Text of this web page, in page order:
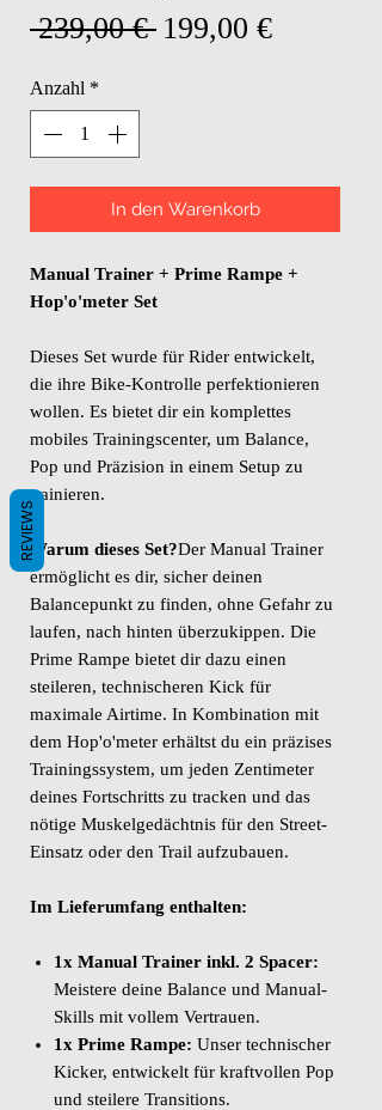
239,00 € Standardpreis
199,00 €Sale-
Anzahl *
In den Warenkorb
Manual Trainer + Prime Rampe +
Hop'o'meter Set
Dieses Set wurde für Rider entwickelt,
die ihre Bike-Kontrolle perfektionieren
wollen. Es bietet dir ein komplettes
mobiles Trainingscenter, um Balance,
Pop und Präzision in einem Setup zu
trainieren.
Warum dieses Set?Der Manual Trainer
ermöglicht es dir, sicher deinen
Balancepunkt zu finden, ohne Gefahr zu
laufen, nach hinten überzukippen. Die
Prime Rampe bietet dir dazu einen
steileren, technischeren Kick für
maximale Airtime. In Kombination mit
dem Hop'o'meter erhältst du ein präzises
Trainingssystem, um jeden Zentimeter
deines Fortschritts zu tracken und das
nötige Muskelgedächtnis für den Street-
Einsatz oder den Trail aufzubauen.
Im Lieferumfang enthalten:
1x Manual Trainer inkl. 2 Spacer:
Meistere deine Balance und Manual-
Skills mit vollem Vertrauen.
1x Prime Rampe: Unser technischer
Kicker, entwickelt für kraftvollen Pop
und steilere Transitions.
REVIEWS